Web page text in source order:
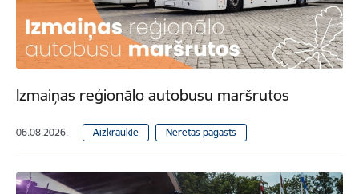
Izmaiņas reģionālo autobusu maršrutos
06.08.2026. Aizkraukle Neretas pagasts